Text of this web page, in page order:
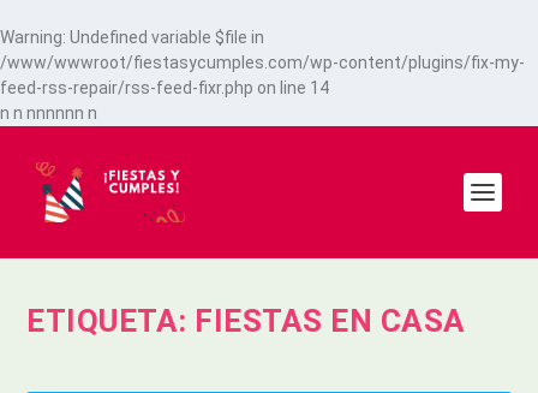
Warning: Undefined variable $file in
/www/wwwroot/fiestasycumples.com/wp-content/plugins/fix-my-
feed-rss-repair/rss-feed-fixr.php on line 14
n n nnnnnn n
ETIQUETA: FIESTAS EN CASA